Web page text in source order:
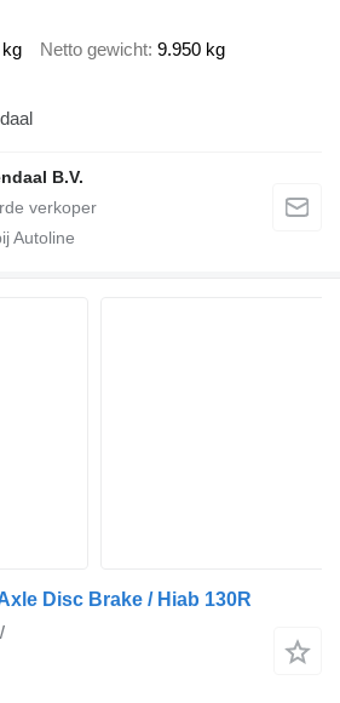
kg Netto gewicht 9.950 kg
B.V.
Autoline
Disc Brake / Hiab 130R